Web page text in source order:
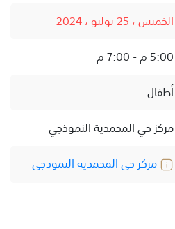
الخميس ، 25 يوليو ، 2024
5:00 م - 7:00 م
أطفال
مركز حي المحمدية النموذجي
مركز حي المحمدية النموذجي